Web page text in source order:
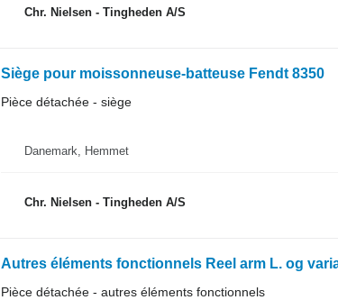
Chr. Nielsen - Tingheden A/S
Siège pour moissonneuse-batteuse Fendt 8350
Pièce détachée - siège
Danemark, Hemmet
Chr. Nielsen - Tingheden A/S
Pièce détachée - autres éléments fonctionnels